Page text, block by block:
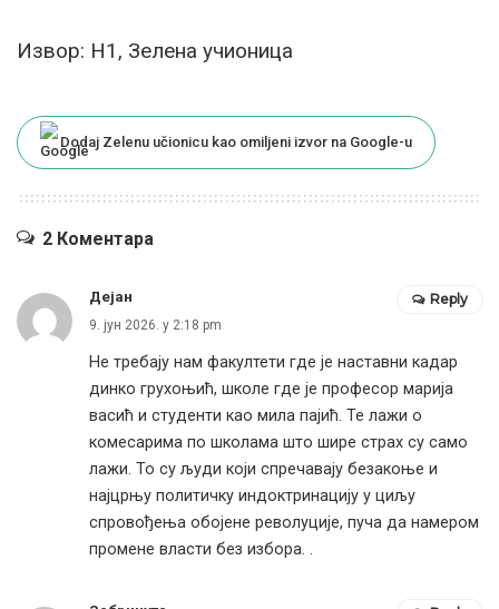
Извор: Н1, Зелена учионица
Dodaj Zelenu učionicu kao omiljeni izvor na Google-u
2 Коментара
Дејан
9. јун 2026. у 2:18 pm
Не требају нам факултети где је наставни кадар
динко грухоњић, школе где је професор марија
васић и студенти као мила пајић. Те лажи о
комесарима по школама што шире страх су само
лажи. То су људи који спречавају безакоње и
најцрњу политичку индоктринацију у циљу
спровођења обојене револуције, пуча да намером
промене власти без избора. .
Reply